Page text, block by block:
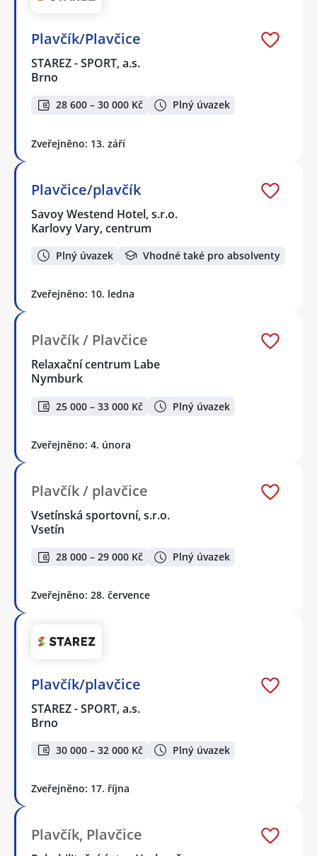
Plavčík/Plavčice
STAREZ - SPORT, a.s.
Brno
28 600 – 30 000 Kč Plný úvazek
Zveřejněno: 13. září
Plavčice/plavčík
Savoy Westend Hotel, s.r.o.
Karlovy Vary, centrum
Plný úvazek Vhodné také pro absolventy
Zveřejněno: 10. ledna
Plavčík / Plavčice
Relaxační centrum Labe
Nymburk
25 000 – 33 000 Kč Plný úvazek
Zveřejněno: 4. února
Plavčík / plavčice
Vsetínská sportovní, s.r.o.
Vsetín
28 000 – 29 000 Kč Plný úvazek
Zveřejněno: 28. července
Plavčík/plavčice
STAREZ - SPORT, a.s.
Brno
30 000 – 32 000 Kč Plný úvazek
Zveřejněno: 17. října
Plavčík, Plavčice